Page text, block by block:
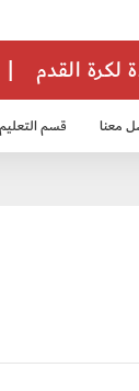
| لكرة القدم
معنا قسم التعليم